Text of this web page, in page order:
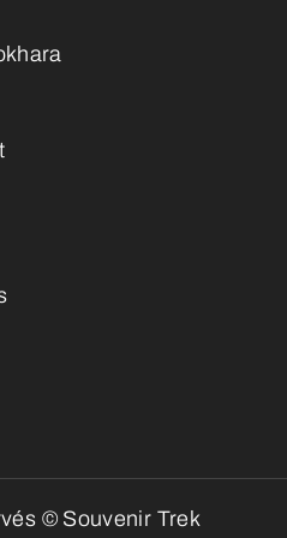
© Souvenir Trek